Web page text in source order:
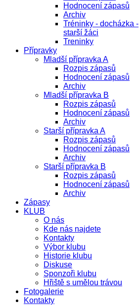
Hodnocení zápasů
Archiv
Tréninky - docházka -
starší žáci
Treninky
Přípravky
Mladší přípravka A
Rozpis zápasů
Hodnocení zápasů
Archiv
Mladší přípravka B
Rozpis zápasů
Hodnocení zápasů
Archiv
Starší přípravka A
Rozpis zápasů
Hodnocení zápasů
Archiv
Starší přípravka B
Rozpis zápasů
Hodnocení zápasů
Archiv
Zápasy
KLUB
O nás
Kde nás najdete
Kontakty
Výbor klubu
Historie klubu
Diskuse
Sponzoři klubu
Hřiště s umělou trávou
Fotogalerie
Kontakty